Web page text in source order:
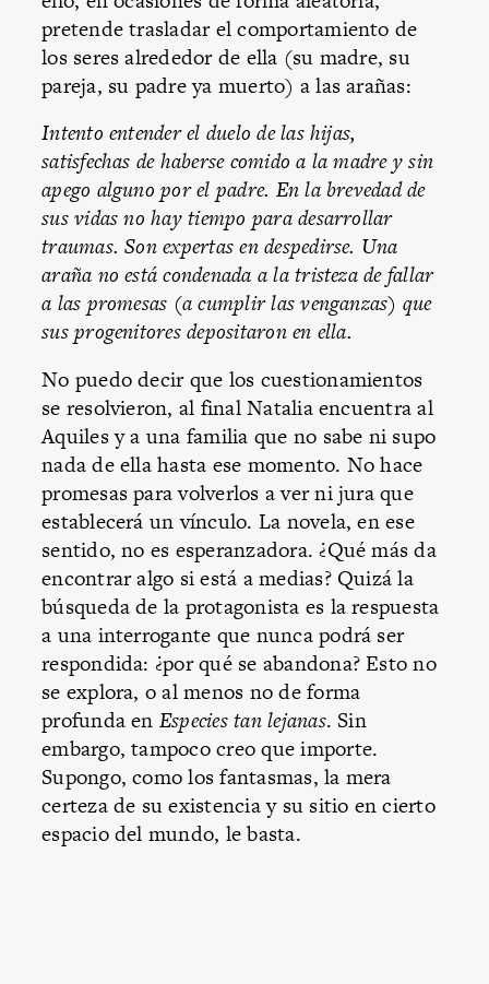
pretende trasladar el comportamiento de
los seres alrededor de ella (su madre, su
pareja, su padre ya muerto) a las arañas:
Intento entender el duelo de las hijas,
satisfechas de haberse comido a la madre y sin
apego alguno por el padre. En la brevedad de
sus vidas no hay tiempo para desarrollar
traumas. Son expertas en despedirse. Una
araña no está condenada a la tristeza de fallar
a las promesas (a cumplir las venganzas) que
sus progenitores depositaron en ella.
No puedo decir que los cuestionamientos
se resolvieron, al final Natalia encuentra al
Aquiles y a una familia que no sabe ni supo
nada de ella hasta ese momento. No hace
promesas para volverlos a ver ni jura que
establecerá un vínculo. La novela, en ese
sentido, no es esperanzadora. ¿Qué más da
encontrar algo si está a medias? Quizá la
búsqueda de la protagonista es la respuesta
a una interrogante que nunca podrá ser
respondida: ¿por qué se abandona? Esto no
se explora, o al menos no de forma
profunda en Especies tan lejanas. Sin
embargo, tampoco creo que importe.
Supongo, como los fantasmas, la mera
certeza de su existencia y su sitio en cierto
espacio del mundo, le basta.